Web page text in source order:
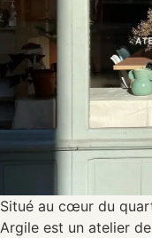
Situé au cœur du
Argile est un atelier